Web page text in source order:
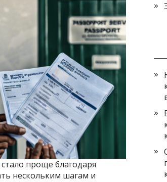
проще благодаря
нескольким шагам и